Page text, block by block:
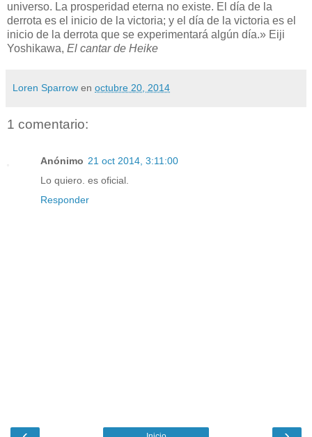
universo. La prosperidad eterna no existe. El día de la
derrota es el inicio de la victoria; y el día de la victoria es el
inicio de la derrota que se experimentará algún día.» Eiji
Yoshikawa, El cantar de Heike
Loren Sparrow en octubre 20, 2014
1 comentario:
Anónimo 21 oct 2014, 3:11:00
Lo quiero. es oficial.
Responder